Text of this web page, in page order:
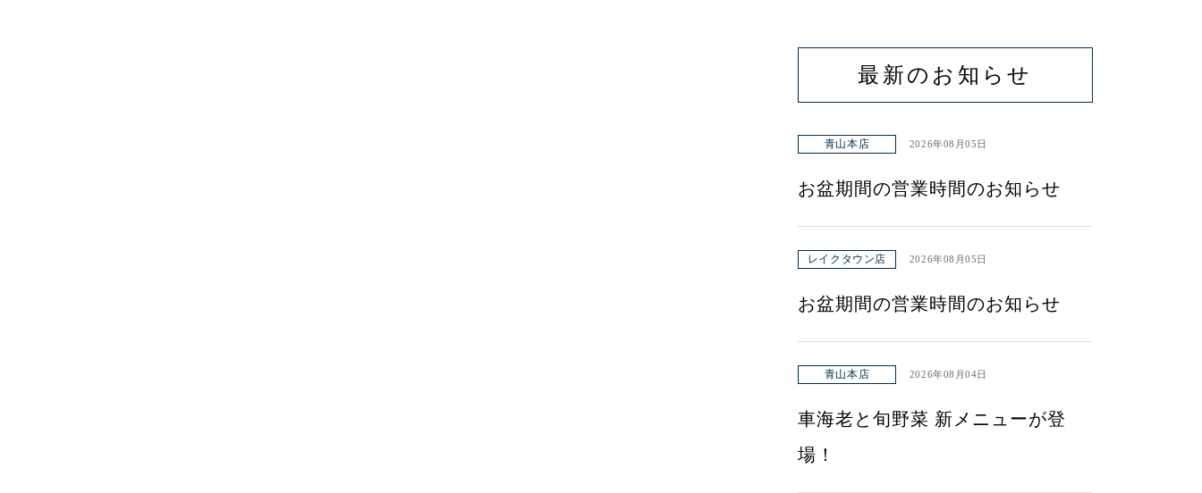
最新のお知らせ
青山本店 2026年08月05日
お盆期間の営業時間のお知らせ
レイクタウン店 2026年08月05日
お盆期間の営業時間のお知らせ
青山本店 2026年08月04日
車海老と旬野菜 新メニューが登
場！